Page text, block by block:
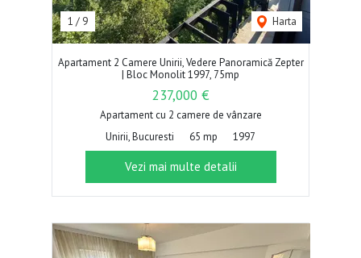
1 / 9 Harta
Apartament 2 Camere Unirii, Vedere Panoramică Zepter
| Bloc Monolit 1997, 75mp
237,000 €
Apartament cu 2 camere de vânzare
Unirii, Bucuresti
65 mp 1997
Vezi mai multe detalii